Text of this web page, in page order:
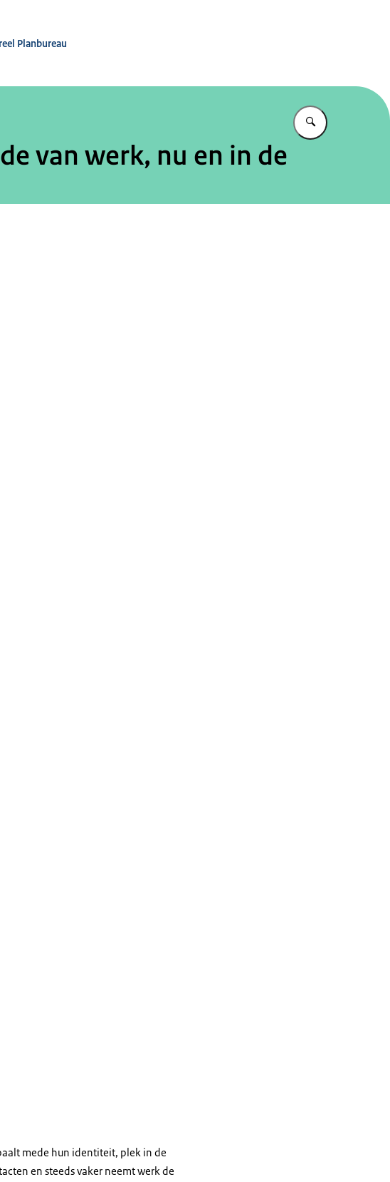
Planbureau
Vul in wat u
van werk, nu en in de
mede hun identiteit, plek in de
en steeds vaker neemt werk de